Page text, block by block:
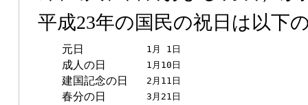
平成23年の国民の祝日は以下
元日 1月 1日
成人の日 1月10日
建国記念の日 2月11日
春分の日 3月21日